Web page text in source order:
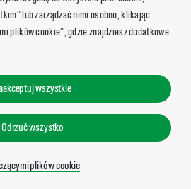
lub zarządzać nimi osobno, klikając
plików cookie”, gdzie znajdziesz dodatkowe
wszystkie
Odrzuć wszystko
plików cookie